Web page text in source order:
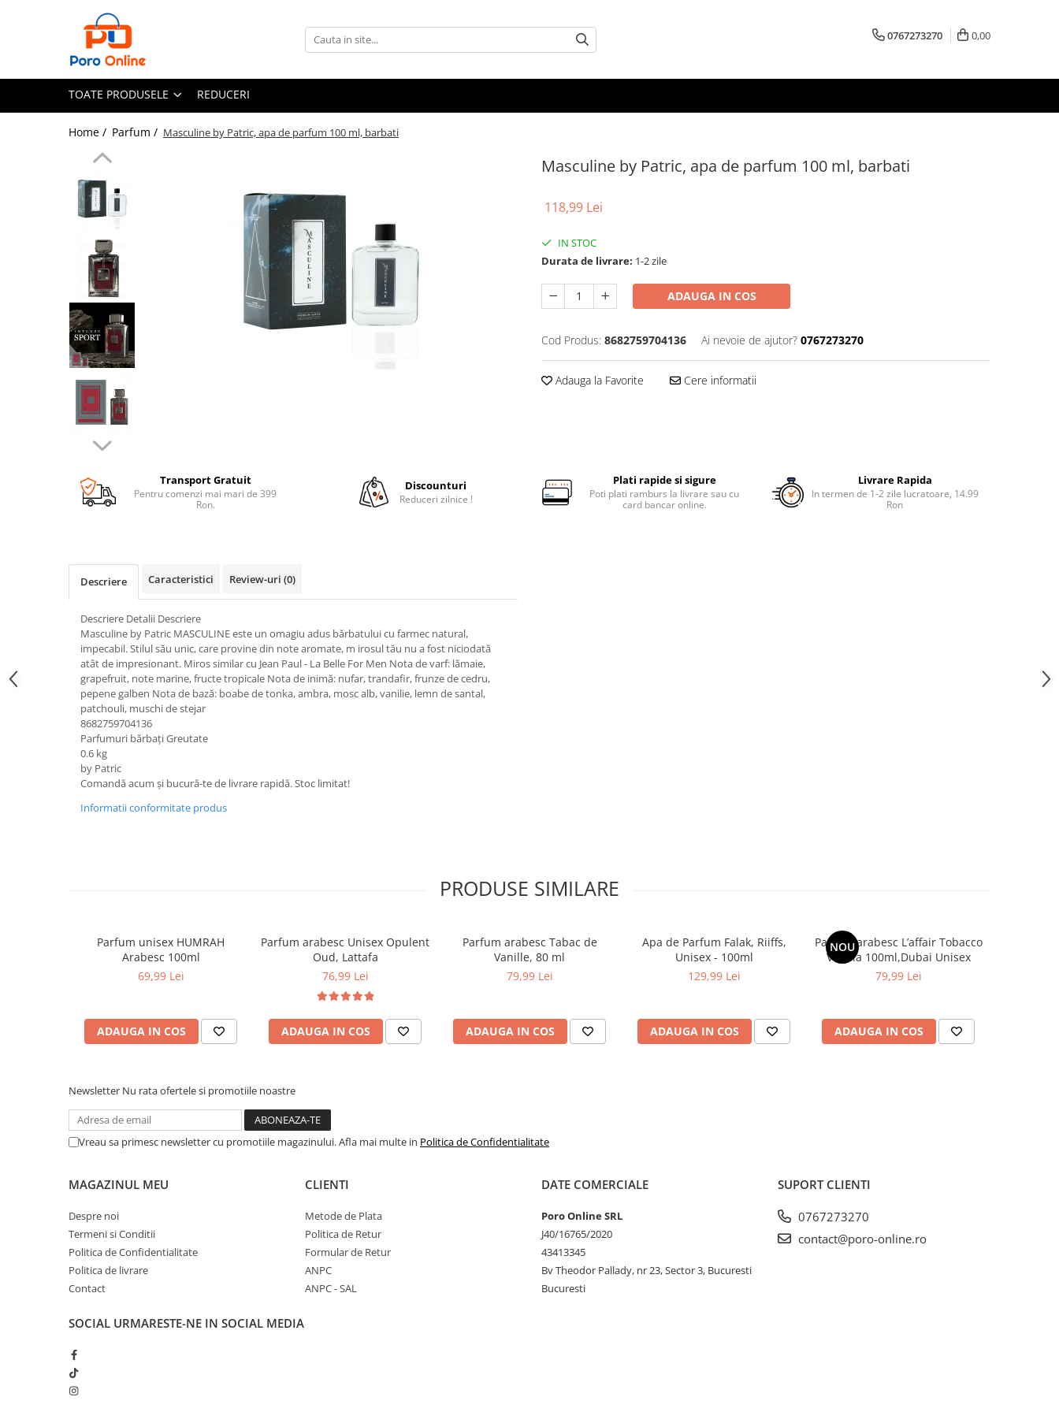
Toate Produsele
Parfum Unisex
Parfumuri Arabesti
Parfum tip fiola
0767273270 0,00
TOATE PRODUSELE REDUCERI
Home / Parfum / Masculine by Patric, apa de parfum 100 ml, barbati
Masculine by Patric, apa de parfum 100 ml, barbati
118,99 Lei
IN STOC
Durata de livrare: 1-2 zile
ADAUGA IN COS
Cod Produs: 8682759704136 Ai nevoie de ajutor? 0767273270
Adauga la Favorite Cere informatii
Transport Gratuit
Pentru comenzi mai mari de 399
Ron.
Discounturi
Reduceri zilnice !
Plati rapide si sigure
Poti plati ramburs la livrare sau cu
card bancar online.
Livrare Rapida
In termen de 1-2 zile lucratoare, 14.99
Ron
Descriere Caracteristici Review-uri (0)
Descriere Detalii Descriere
Masculine by Patric MASCULINE este un omagiu adus bărbatului cu farmec natural,
impecabil. Stilul său unic, care provine din note aromate, m irosul tău nu a fost niciodată
atât de impresionant. Miros similar cu Jean Paul - La Belle For Men Nota de varf: lămaie,
grapefruit, note marine, fructe tropicale Nota de inimă: nufar, trandafir, frunze de cedru,
pepene galben Nota de bază: boabe de tonka, ambra, mosc alb, vanilie, lemn de santal,
patchouli, muschi de stejar
8682759704136
Parfumuri bărbați Greutate
0.6 kg
by Patric
Comandă acum și bucură-te de livrare rapidă. Stoc limitat!
Informatii conformitate produs
PRODUSE SIMILARE
Parfum unisex HUMRAH
Arabesc 100ml
69,99 Lei
ADAUGA IN COS
Parfum arabesc Unisex Opulent
Oud, Lattafa
76,99 Lei
ADAUGA IN COS
Parfum arabesc Tabac de
Vanille, 80 ml
79,99 Lei
ADAUGA IN COS
Apa de Parfum Falak, Riiffs,
Unisex - 100ml
129,99 Lei
ADAUGA IN COS
NOU
Parfum arabesc L’affair Tobacco
Vanilla 100ml,Dubai Unisex
79,99 Lei
ADAUGA IN COS
Newsletter Nu rata ofertele si promotiile noastre
Vreau sa primesc newsletter cu promotiile magazinului. Afla mai multe in Politica de Confidentialitate
MAGAZINUL MEU
Despre noi
Termeni si Conditii
Politica de Confidentialitate
Politica de livrare
Contact
CLIENTI
Metode de Plata
Politica de Retur
Formular de Retur
ANPC
ANPC - SAL
DATE COMERCIALE
Poro Online SRL
J40/16765/2020
43413345
Bv Theodor Pallady, nr 23, Sector 3, Bucuresti
Bucuresti
SUPORT CLIENTI
0767273270
contact@poro-online.ro
SOCIAL URMARESTE-NE IN SOCIAL MEDIA